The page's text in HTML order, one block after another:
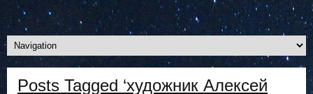
Posts Tagged ‘художник Алексей